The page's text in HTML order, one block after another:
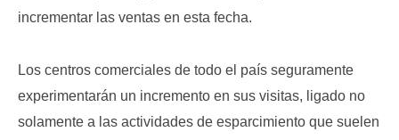
incrementar las ventas en esta fecha.
Los centros comerciales de todo el país seguramente
experimentarán un incremento en sus visitas, ligado no
solamente a las actividades de esparcimiento que suelen